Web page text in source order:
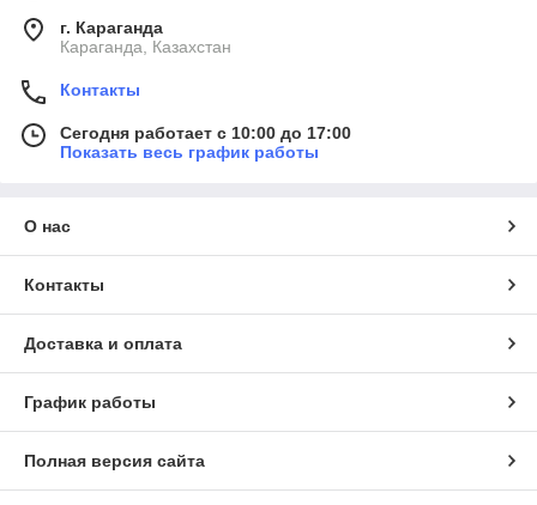
г. Караганда
Караганда, Казахстан
Контакты
Сегодня работает с 10:00 до 17:00
Показать весь график работы
О нас
Контакты
Доставка и оплата
График работы
Полная версия сайта